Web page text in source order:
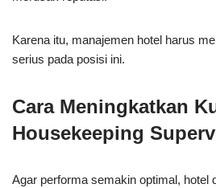
Karena itu, manajemen hotel harus
serius pada posisi ini.
Cara Meningkatkan
Housekeeping
Agar performa semakin optimal, hotel